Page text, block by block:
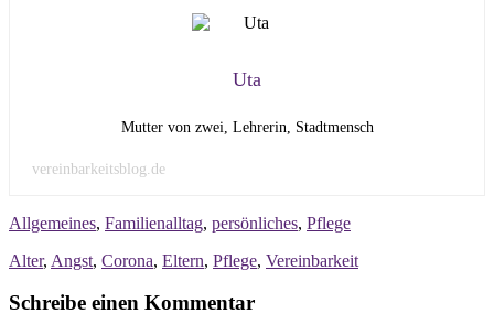
Uta
Mutter von zwei, Lehrerin, Stadtmensch
vereinbarkeitsblog.de
Allgemeines, Familienalltag, persönliches, Pflege
Alter, Angst, Corona, Eltern, Pflege, Vereinbarkeit
Schreibe einen Kommentar